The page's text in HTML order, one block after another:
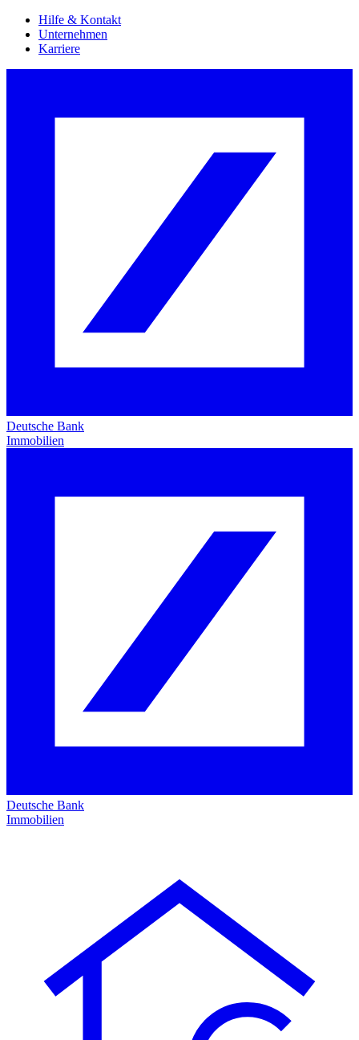
Hilfe & Kontakt
Unternehmen
Karriere
Deutsche Bank
Immobilien
Deutsche Bank
Immobilien